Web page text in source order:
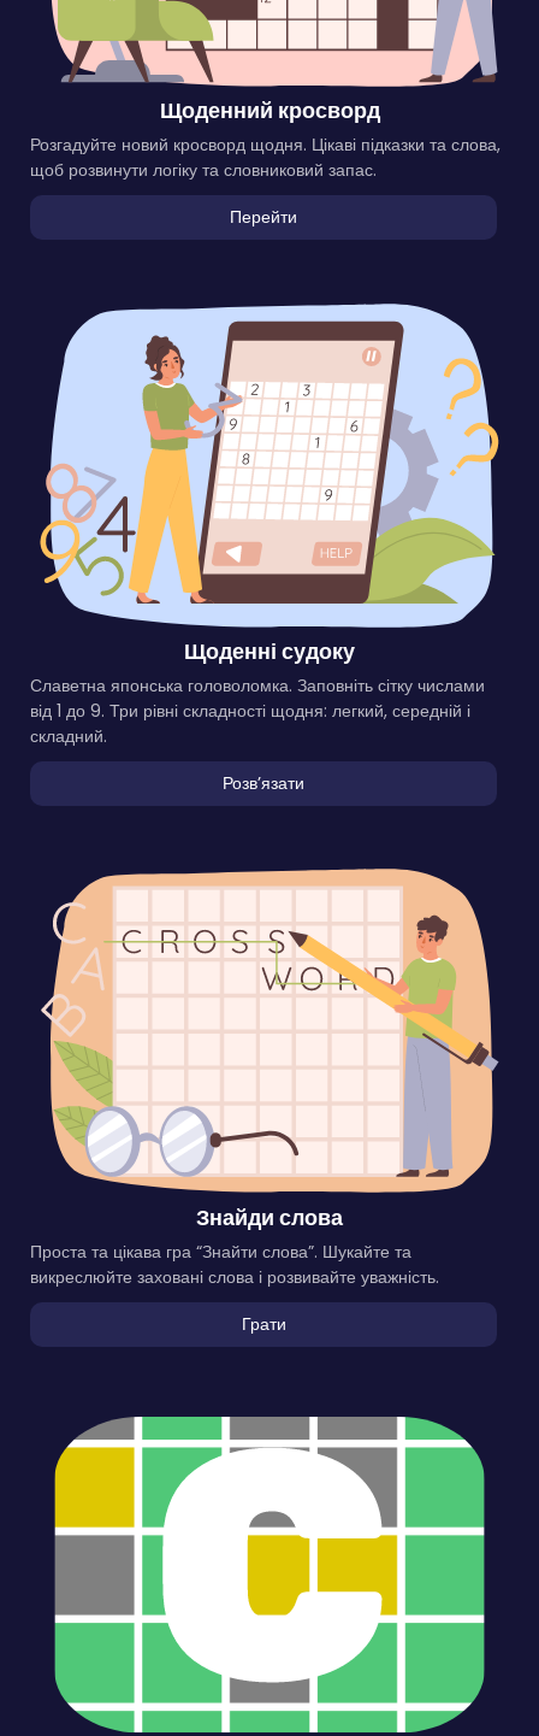
Щоденний кросворд
Розгадуйте новий кросворд щодня. Цікаві підказки та слова,
щоб розвинути логіку та словниковий запас.
Перейти
Щоденні судоку
Славетна японська головоломка. Заповніть сітку числами
від 1 до 9. Три рівні складності щодня: легкий, середній і
складний.
Розвʼязати
Знайди слова
Проста та цікава гра “Знайти слова”. Шукайте та
викреслюйте заховані слова і розвивайте уважність.
Грати